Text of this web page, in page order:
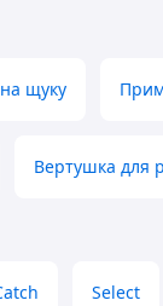
щуку
Вертушка для
Select